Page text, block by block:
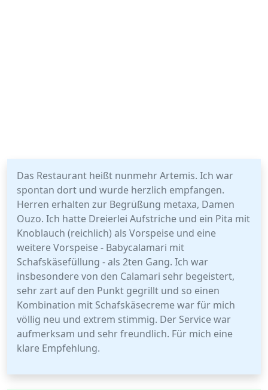
Das Restaurant heißt nunmehr Artemis. Ich war
spontan dort und wurde herzlich empfangen.
Herren erhalten zur Begrüßung metaxa, Damen
Ouzo. Ich hatte Dreierlei Aufstriche und ein Pita mit
Knoblauch (reichlich) als Vorspeise und eine
weitere Vorspeise - Babycalamari mit
Schafskäsefüllung - als 2ten Gang. Ich war
insbesondere von den Calamari sehr begeistert,
sehr zart auf den Punkt gegrillt und so einen
Kombination mit Schafskäsecreme war für mich
völlig neu und extrem stimmig. Der Service war
aufmerksam und sehr freundlich. Für mich eine
klare Empfehlung.